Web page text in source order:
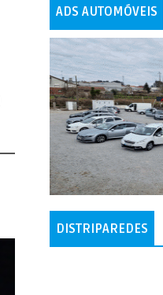
ADS AUTOMÓVEIS
DISTRIPAREDES